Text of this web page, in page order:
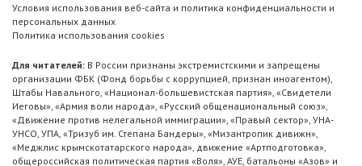
Условия использования веб-сайта и политика конфиденциальности и
персональных данных
Политика использования cookies
Для читателей: В России признаны экстремистскими и запрещены
организации ФБК (Фонд борьбы с коррупцией, признан иноагентом),
Штабы Навального, «Национал-большевистская партия», «Свидетели
Иеговы», «Армия воли народа», «Русский общенациональный союз»,
«Движение против нелегальной иммиграции», «Правый сектор», УНА-
УНСО, УПА, «Тризуб им. Степана Бандеры», «Мизантропик дивижн»,
«Меджлис крымскотатарского народа», движение «Артподготовка»,
общероссийская политическая партия «Воля», АУЕ, батальоны «Азов» и